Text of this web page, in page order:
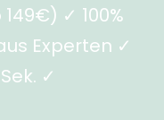
✓ 100%
Experten ✓
✓